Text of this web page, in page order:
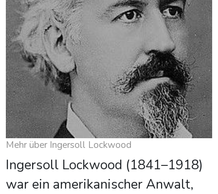
Mehr über Ingersoll Lockwood
Ingersoll Lockwood (1841–1918)
war ein amerikanischer Anwalt,